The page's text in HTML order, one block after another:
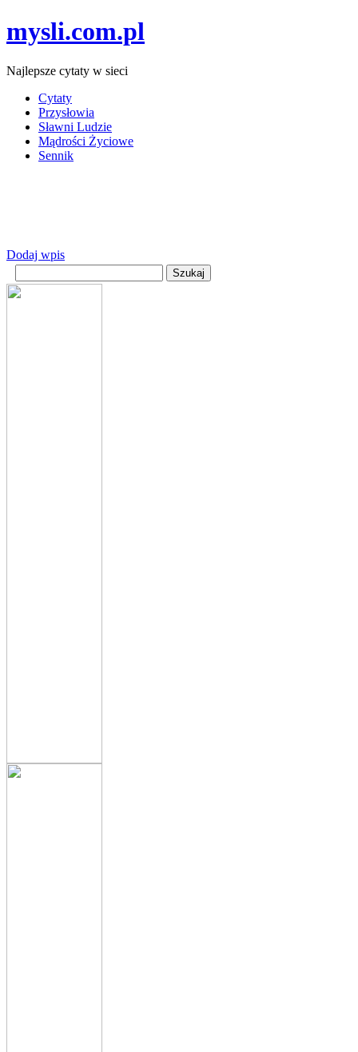
mysli.com.pl
Najlepsze cytaty w sieci
Cytaty
Przysłowia
Sławni Ludzie
Mądrości Życiowe
Sennik
Dodaj wpis